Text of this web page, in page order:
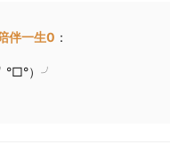
伴一生0 ：
）╯